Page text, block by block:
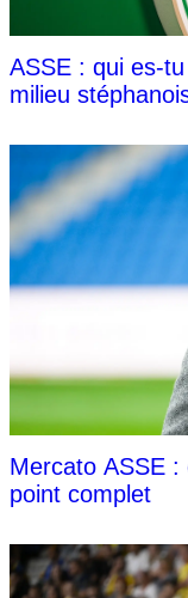
ASSE : qui es-
milieu
Mercato ASSE
point complet